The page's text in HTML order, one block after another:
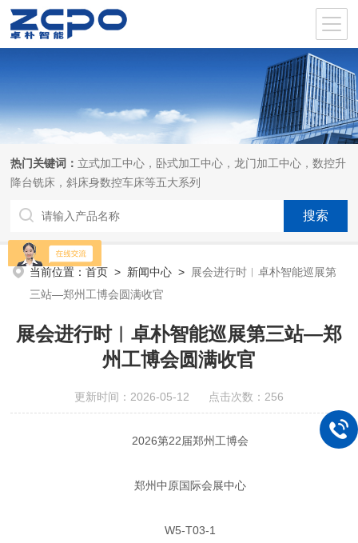
热门关键词： 立式加工中心，卧式加工中心，龙门加工中心，数控升
降台铣床，斜床身数控车床等五大系列
当前位置：首页 > 新闻中心 > 展会进行时︱卓朴智能巡展第
三站—郑州工博会圆满收官
展会进行时︱卓朴智能巡展第三站—郑
州工博会圆满收官
更新时间：2026-05-12 点击次数：256
2026第22届郑州工博会
郑州中原国际会展中心
W5-T03-1